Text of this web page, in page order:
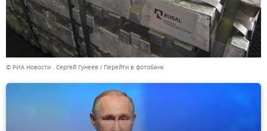
© РИА Новости . Сергей Гунеев Перейти в фотобанк